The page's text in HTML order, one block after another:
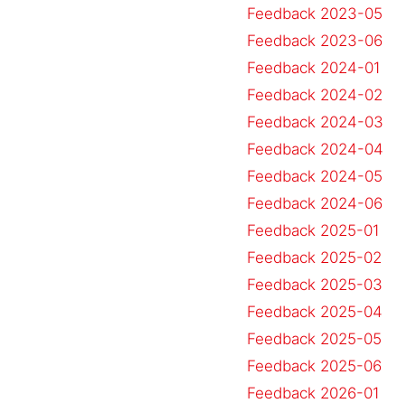
Feedback 2023-05
Feedback 2023-06
Feedback 2024-01
Feedback 2024-02
Feedback 2024-03
Feedback 2024-04
Feedback 2024-05
Feedback 2024-06
Feedback 2025-01
Feedback 2025-02
Feedback 2025-03
Feedback 2025-04
Feedback 2025-05
Feedback 2025-06
Feedback 2026-01